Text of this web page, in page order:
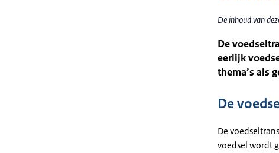
De inhoud van
De
eerlijk
thema’s als
De
De
voedsel wordt